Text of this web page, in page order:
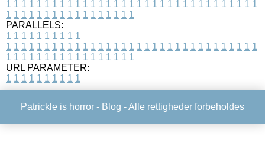
1 1 1 1 1 1 1 1 1 1 1 1 1 1 1 1 1 1 1 1 1 1 1 1 1 1 1 1 1 1 1 1 1
1 1 1 1 1 1 1 1 1 1 1 1 1 1 1 1 1
PARALLELS:
1 1 1 1 1 1 1 1 1 1
1 1 1 1 1 1 1 1 1 1 1 1 1 1 1 1 1 1 1 1 1 1 1 1 1 1 1 1 1 1 1 1 1
1 1 1 1 1 1 1 1 1 1 1 1 1 1 1 1 1
URL PARAMETER:
1 1 1 1 1 1 1 1 1 1
Patrickle is horror - Blog - Alle rettigheder forbeholdes